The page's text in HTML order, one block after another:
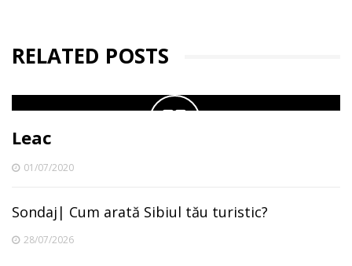
RELATED POSTS
Leac
01/07/2020
Sondaj| Cum arată Sibiul tău turistic?
28/07/2026